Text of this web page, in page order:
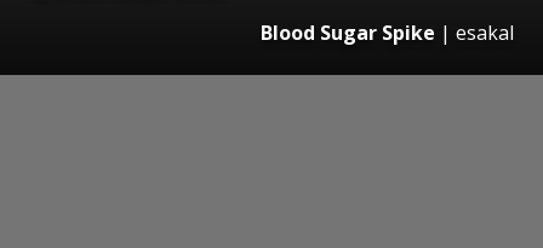
Blood Sugar Spike | esakal